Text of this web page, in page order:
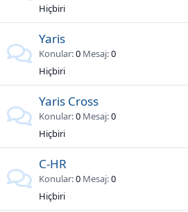
Hiçbiri
Yaris
Konular 0 Mesaj 0
Hiçbiri
Yaris Cross
Konular 0 Mesaj 0
Hiçbiri
C-HR
Konular 0 Mesaj 0
Hiçbiri